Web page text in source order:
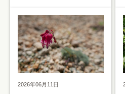
2026年06月11日